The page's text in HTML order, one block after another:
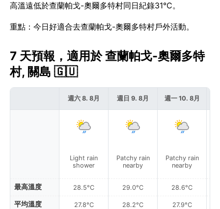
高溫遠低於查蘭帕戈-奧爾多特村同日紀錄31°C。
重點：今日好適合去查蘭帕戈-奧爾多特村戶外活動。
7 天預報，適用於 查蘭帕戈-奧爾多特
村, 關島 🇬🇺
最高溫度
平均溫度
週六 8. 8月
Light rain
shower
28.5°C
27.8°C
週日 9. 8月
Patchy rain
nearby
29.0°C
28.2°C
週一 10. 8月
Patchy rain
nearby
28.6°C
27.9°C